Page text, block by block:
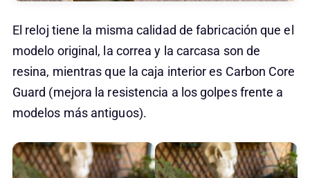
El reloj tiene la misma calidad de fabricación que el
modelo original, la correa y la carcasa son de
resina, mientras que la caja interior es Carbon Core
Guard (mejora la resistencia a los golpes frente a
modelos más antiguos).